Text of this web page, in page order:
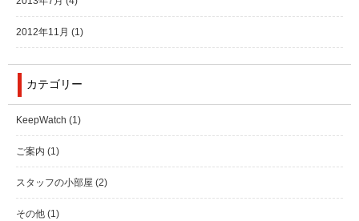
2012年11月 (1)
カテゴリー
KeepWatch (1)
ご案内 (1)
スタッフの小部屋 (2)
その他 (1)